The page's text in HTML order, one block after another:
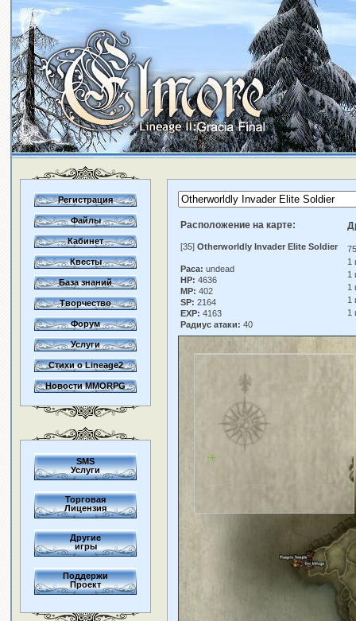
Регистрация
Файлы
Кабинет
Квесты
База знаний
Творчество
Форум
Услуги
Стихи о Lineage2
Новости MMORPG
SMS
Услуги
Торговая
Лицензия
Другие
игры
Поддержи
Проект
Расположение на карте:
[35] Otherworldly Invader Elite Soldier
Раса: undead
HP: 4636
MP: 402
SP: 2164
EXP: 4163
Радиус атаки: 40
1
1
1
1
1